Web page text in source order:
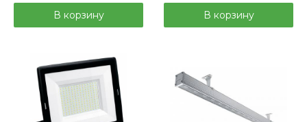
В корзину В корзину